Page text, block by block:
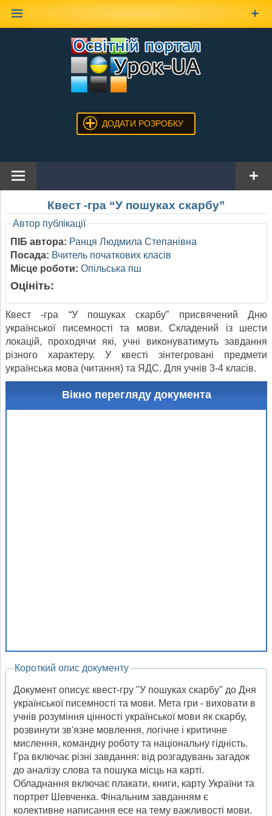
ДОДАТИ РОЗРОБКУ
Квест -гра “У пошуках скарбу”
Автор публікації
ПІБ автора: Ранця Людмила Степанівна
Посада: Вчитель початкових класів
Місце роботи: Опільська пш
Оцініть:
Квест -гра “У пошуках скарбу” присвячений Дню
української писемності та мови. Складений із шести
локацій, проходячи які, учні виконуватимуть завдання
різного характеру. У квесті зінтегровані предмети
українська мова (читання) та ЯДС. Для учнів 3-4 класів.
Вікно перегляду документа
Короткий опис документу
Документ описує квест-гру "У пошуках скарбу" до Дня
української писемності та мови. Мета гри - виховати в
учнів розуміння цінності української мови як скарбу,
розвинути зв'язне мовлення, логічне і критичне
мислення, командну роботу та національну гідність.
Гра включає різні завдання: від розгадувань загадок
до аналізу слова та пошука місць на карті.
Обладнання включає плакати, книги, карту України та
портрет Шевченка. Фінальним завданням є
колективне написання есе на тему важливості мови.